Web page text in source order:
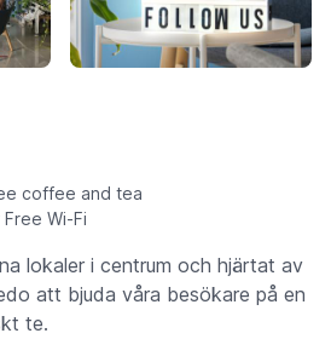
coffee and tea
Free Wi-Fi
lokaler i centrum och hjärtat av
att bjuda våra besökare på en
te.